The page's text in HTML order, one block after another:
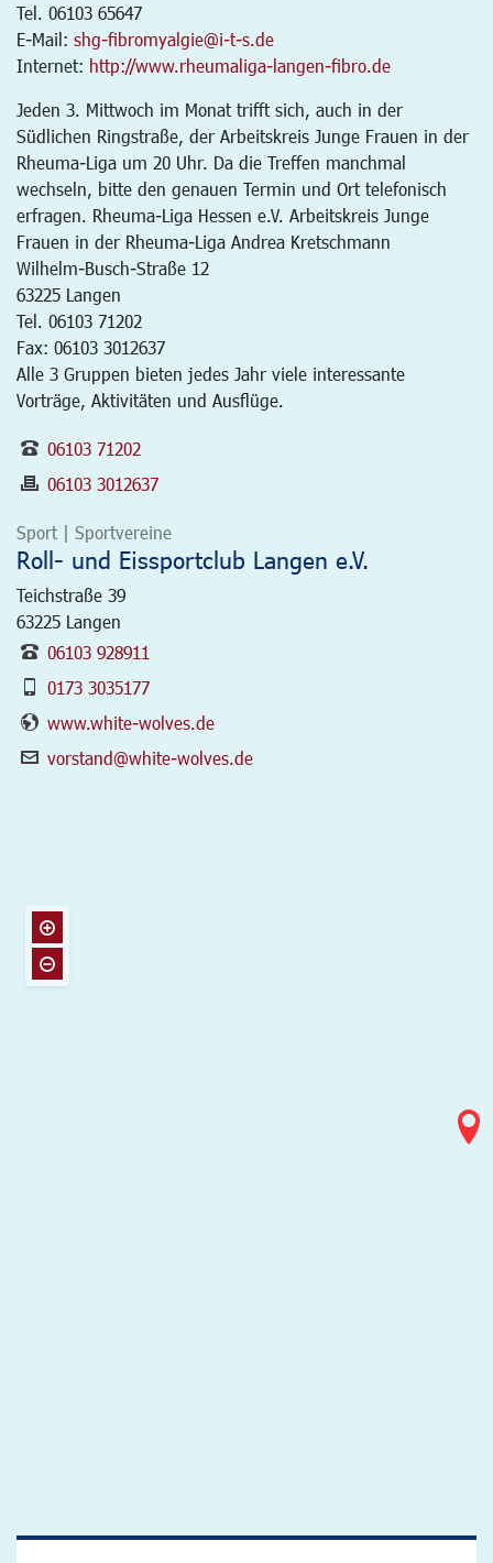
Tel. 06103 65647
E-Mail: shg-fibromyalgie@i-t-s.de
Internet: http://www.rheumaliga-langen-fibro.de
Jeden 3. Mittwoch im Monat trifft sich, auch in der
Südlichen Ringstraße, der Arbeitskreis Junge Frauen in der
Rheuma-Liga um 20 Uhr. Da die Treffen manchmal
wechseln, bitte den genauen Termin und Ort telefonisch
erfragen. Rheuma-Liga Hessen e.V. Arbeitskreis Junge
Frauen in der Rheuma-Liga Andrea Kretschmann
Wilhelm-Busch-Straße 12
63225 Langen
Tel. 06103 71202
Fax: 06103 3012637
Alle 3 Gruppen bieten jedes Jahr viele interessante
Vorträge, Aktivitäten und Ausflüge.
06103 71202
06103 3012637
Sport | Sportvereine
Roll- und Eissportclub Langen e.V.
Teichstraße 39
63225 Langen
06103 928911
0173 3035177
www.white-wolves.de
vorstand@white-wolves.de